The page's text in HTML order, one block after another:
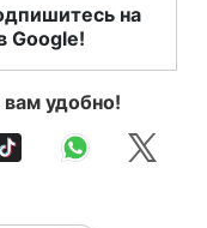
на
Google!
вам удобно!